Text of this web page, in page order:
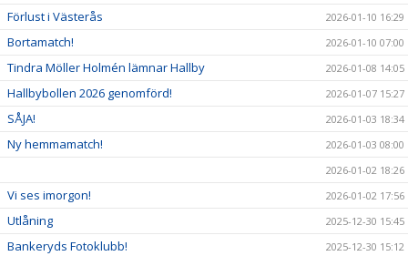
Förlust i Västerås 2026-01-10 16:29
Bortamatch! 2026-01-10 07:00
Tindra Möller Holmén lämnar Hallby 2026-01-08 14:05
Hallbybollen 2026 genomförd! 2026-01-07 15:27
SÅJA! 2026-01-03 18:34
Ny hemmamatch!
2026-01-03 08:00
2026-01-02 18:26
Vi ses imorgon! 2026-01-02 17:56
Utlåning 2025-12-30 15:45
Bankeryds Fotoklubb! 2025-12-30 15:12